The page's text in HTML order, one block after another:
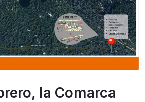
la Comarca